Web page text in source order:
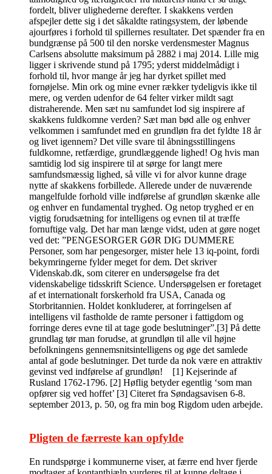
fordelt, bliver ulighederne derefter. I skakkens verden
afspejler dette sig i det såkaldte ratingsystem, der løbende
ajourføres i forhold til spillernes resultater. Det spænder fra en
bundgrænse på 500 til den norske verdensmester Magnus
Carlsens absolutte maksimum på 2882 i maj 2014. Lille mig
ligger i skrivende stund på 1795; yderst middelmådigt i
forhold til, hvor mange år jeg har dyrket spillet med
fornøjelse. Min ork og mine evner rækker tydeligvis ikke til
mere, og verden udenfor de 64 felter virker mildt sagt
distraherende. Men sæt nu samfundet lod sig inspirere af
skakkens fuldkomne verden? Sæt man bød alle og enhver
velkommen i samfundet med en grundløn fra det fyldte 18 år
og livet igennem? Det ville svare til åbningsstillingens
fuldkomne, retfærdige, grundlæggende lighed! Og hvis man
samtidig lod sig inspirere til at sørge for langt mere
samfundsmæssig lighed, så ville vi for alvor kunne drage
nytte af skakkens forbillede. Allerede under de nuværende
mangelfulde forhold ville indførelse af grundløn skænke alle
og enhver en fundamental tryghed. Og netop tryghed er en
vigtig forudsætning for intelligens og evnen til at træffe
fornuftige valg. Det har man længe vidst, uden at gøre noget
ved det: ”PENGESORGER GØR DIG DUMMERE
Personer, som har pengesorger, mister hele 13 iq-point, fordi
bekymringerne fylder meget for dem. Det skriver
Videnskab.dk, som citerer en undersøgelse fra det
videnskabelige tidsskrift Science. Undersøgelsen er foretaget
af et internationalt forskerhold fra USA, Canada og
Storbritannien. Holdet konkluderer, at forringelsen af
intelligens vil fastholde de ramte personer i fattigdom og
forringe deres evne til at tage gode beslutninger”.[3] På dette
grundlag tør man forudse, at grundløn til alle vil højne
befolkningens gennemsnitsintelligens og øge det samlede
antal af gode beslutninger. Det turde da nok være en attraktiv
gevinst ved indførelse af grundløn! [1] Kejserinde af
Rusland 1762-1796. [2] Høflig betyder egentlig ‘som man
opfører sig ved hoffet’ [3] Citeret fra Søndagsavisen 6-8.
september 2013, p. 50, og fra min bog Rigdom uden arbejde.
Pligten de færreste kan opfylde
En rundspørge i kommunerne viser, at færre end hver fjerde